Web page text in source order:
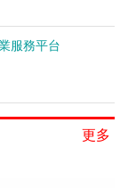
服務平台
更多